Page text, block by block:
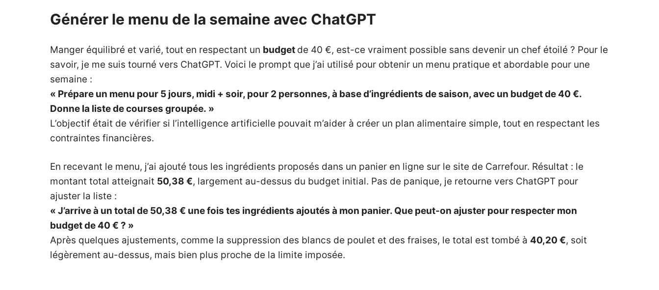
Générer le menu de la semaine avec ChatGPT
Manger équilibré et varié, tout en respectant un budget de 40 €, est-ce vraiment possible sans devenir un chef étoilé ? Pour le
savoir, je me suis tourné vers ChatGPT. Voici le prompt que j’ai utilisé pour obtenir un menu pratique et abordable pour une
semaine :
« Prépare un menu pour 5 jours, midi + soir, pour 2 personnes, à base d’ingrédients de saison, avec un budget de 40 €.
Donne la liste de courses groupée. »
L’objectif était de vérifier si l’intelligence artificielle pouvait m’aider à créer un plan alimentaire simple, tout en respectant les
contraintes financières.
En recevant le menu, j’ai ajouté tous les ingrédients proposés dans un panier en ligne sur le site de Carrefour. Résultat : le
montant total atteignait 50,38 €, largement au-dessus du budget initial. Pas de panique, je retourne vers ChatGPT pour
ajuster la liste :
« J’arrive à un total de 50,38 € une fois tes ingrédients ajoutés à mon panier. Que peut-on ajuster pour respecter mon
budget de 40 € ? »
Après quelques ajustements, comme la suppression des blancs de poulet et des fraises, le total est tombé à 40,20 €, soit
légèrement au-dessus, mais bien plus proche de la limite imposée.